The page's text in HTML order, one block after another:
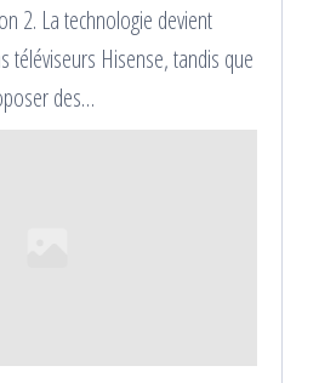
2. La technologie devient
téléviseurs Hisense, tandis que
des…